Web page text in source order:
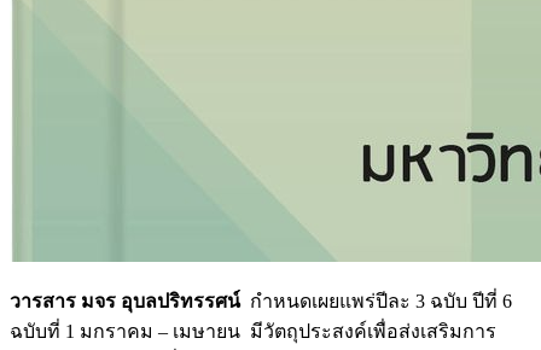
วารสาร มจร อุบลปริทรรศน์ กำหนดเผยแพร่ปีละ 3 ฉบับ ปีที่ 6
ฉบับที่ 1 มกราคม – เมษายน มีวัตถุประสงค์เพื่อส่งเสริมการ